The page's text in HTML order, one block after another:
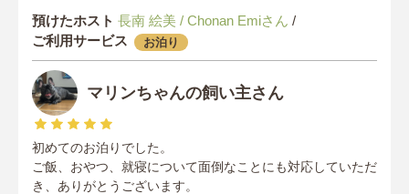
預けたホスト 長南 絵美 / Chonan Emiさん /
ご利用サービス
お泊り
マリンちゃんの飼い主さん
初めてのお泊りでした。
ご飯、おやつ、就寝について面倒なことにも対応していただ
き、ありがとうございます。